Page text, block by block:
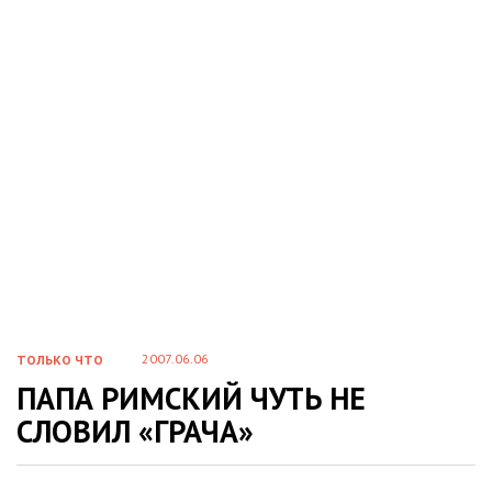
ТОЛЬКО ЧТО 2007.06.06
ПАПА РИМСКИЙ ЧУТЬ НЕ
СЛОВИЛ «ГРАЧА»